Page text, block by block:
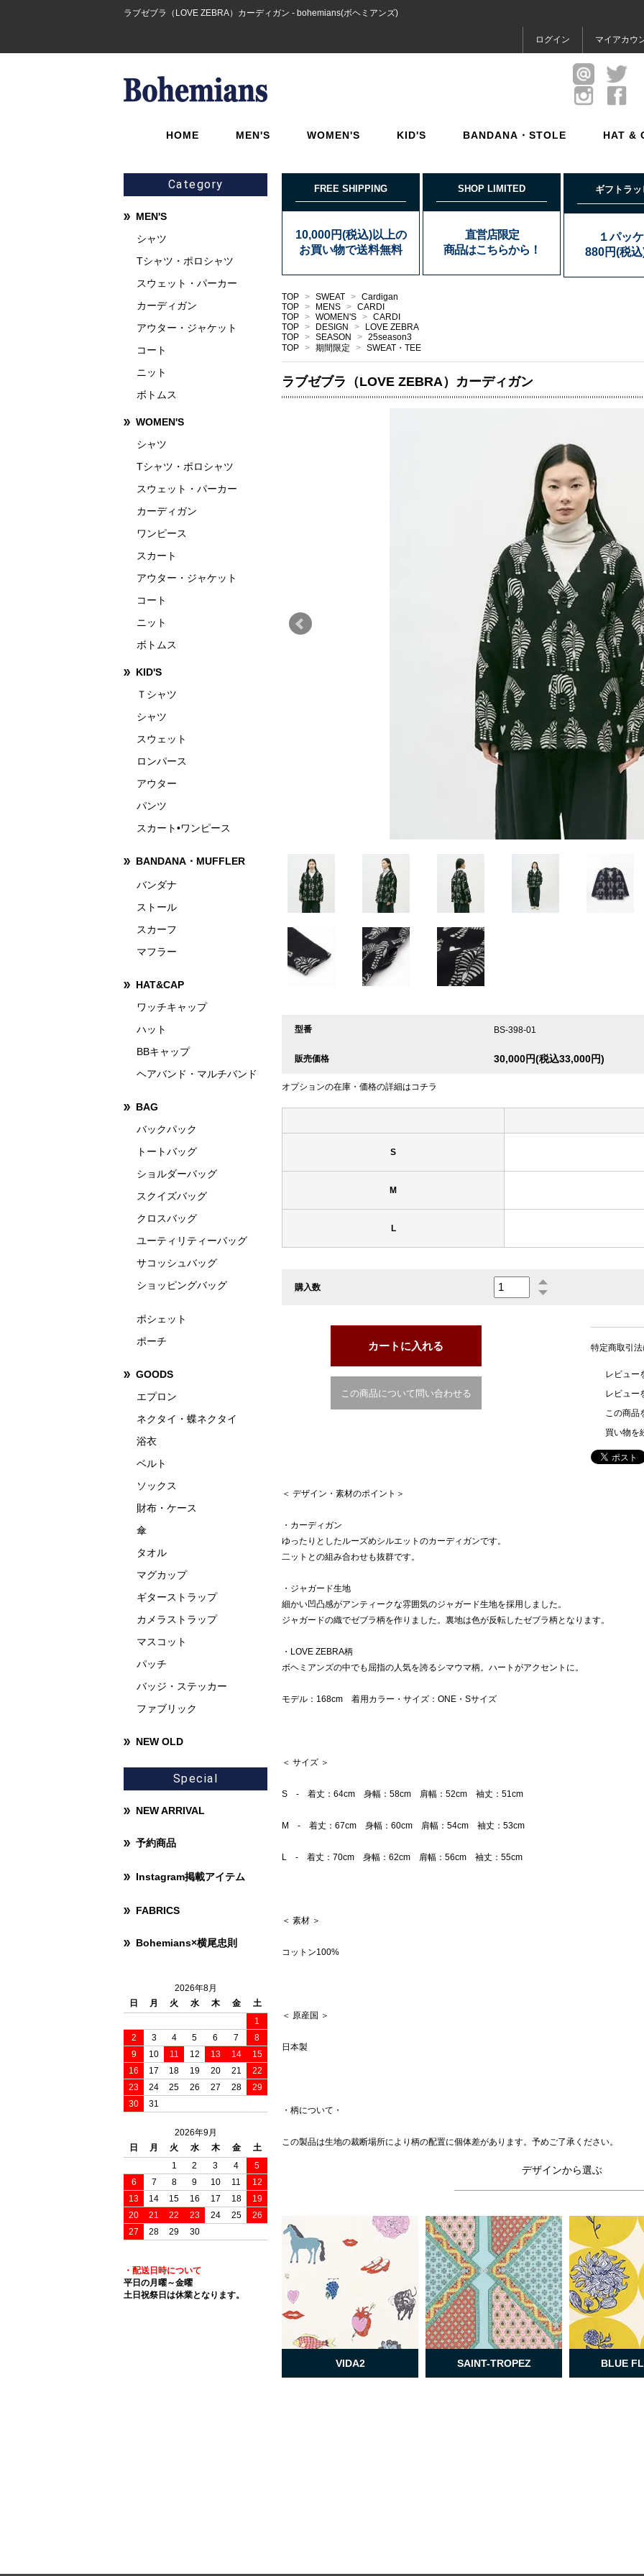
ラブゼブラ（LOVE ZEBRA）カーディガン - bohemians(ボヘミアンズ)
ログイン マイアカウ
HOME MEN'S WOMEN'S KID'S BANDANA・STOLE HAT &
FREE SHIPPING
10,000円(税込)以上の
お買い物で送料無料
SHOP LIMITED
直営店限定
商品はこちらから！
ギフトラ
１パッ
880円(税
TOP > SWEAT > Cardigan
TOP > MENS > CARDI
TOP > WOMEN'S > CARDI
TOP > DESIGN >
LOVE ZEBRA
TOP > SEASON > 25season3
TOP > 期間限定 > SWEAT・TEE
ラブゼブラ（LOVE ZEBRA）カーディガン
型番 BS-398-01
販売価格 30,000円(税込33,000円)
オプションの在庫・価格の詳細はコチラ
S
M
L
購入数
この商品について問い合わせる
特定商取引
レビュー
レビュー
この商品
買い物を
＜ デザイン・素材のポイント＞
・カーディガン
ゆったりとしたルーズめシルエットのカーディガンです。
二ットとの組み合わせも抜群です。
・ジャガード生地
細かい凹凸感がアンティークな雰囲気のジャガード生地を採用しました。
ジャガードの織でゼブラ柄を作りました。裏地は色が反転したゼブラ柄となります。
・LOVE ZEBRA柄
ボヘミアンズの中でも屈指の人気を誇るシマウマ柄。ハートがアクセントに。
モデル：168cm 着用カラー・サイズ：ONE・Sサイズ
＜ サイズ ＞
S - 着丈：64cm 身幅：58cm 肩幅：52cm 袖丈：51cm
M - 着丈：67cm 身幅：60cm 肩幅：54cm 袖丈：53cm
L - 着丈：70cm 身幅：62cm 肩幅：56cm 袖丈：55cm
＜ 素材 ＞
コットン100%
＜ 原産国 ＞
日本製
・柄について・
この製品は生地の裁断場所により柄の配置に個体差があります。予めご了承ください。
デザインから選ぶ
VIDA2 SAINT-TROPEZ BLUE
Category
MEN'S
シャツ
Tシャツ・ポロシャツ
スウェット・パーカー
カーディガン
アウター・ジャケット
コート
ニット
ボトムス
WOMEN'S
シャツ
Tシャツ・ポロシャツ
スウェット・パーカー
カーディガン
ワンピース
スカート
アウター・ジャケット
コート
ニット
ボトムス
KID'S
Ｔシャツ
シャツ
スウェット
ロンパース
アウター
パンツ
スカート•ワンピース
BANDANA・MUFFLER
バンダナ
ストール
スカーフ
マフラー
HAT&CAP
ワッチキャップ
ハット
BBキャップ
ヘアバンド・マルチバンド
BAG
バックパック
トートバッグ
ショルダーバッグ
スクイズバッグ
クロスバッグ
ユーティリティーバッグ
サコッシュバッグ
ショッピングバッグ
ポシェット
ポーチ
GOODS
エプロン
ネクタイ・蝶ネクタイ
浴衣
ベルト
ソックス
財布・ケース
傘
タオル
マグカップ
ギターストラップ
カメラストラップ
マスコット
パッチ
バッジ・ステッカー
ファブリック
NEW OLD
Special
NEW ARRIVAL
予約商品
Instagram掲載アイテム
FABRICS
Bohemians×横尾忠則
2026年8月
日
月 火 水 木 金
土
1
2
3 4 5 6 7
8
9
10 11 12 13 14
15
16
17 18 19 20 21
22
23
24 25 26 27 28
29
30
31
2026年9月
日
月 火 水 木 金
土
1
2 3 4
5
6
7 8 9 10 11
12
13
14 15 16 17 18
19
20
21 22 23 24 25
26
27
28 29 30
・配送日時について
平日の月曜～金曜
土日祝祭日は休業となります。